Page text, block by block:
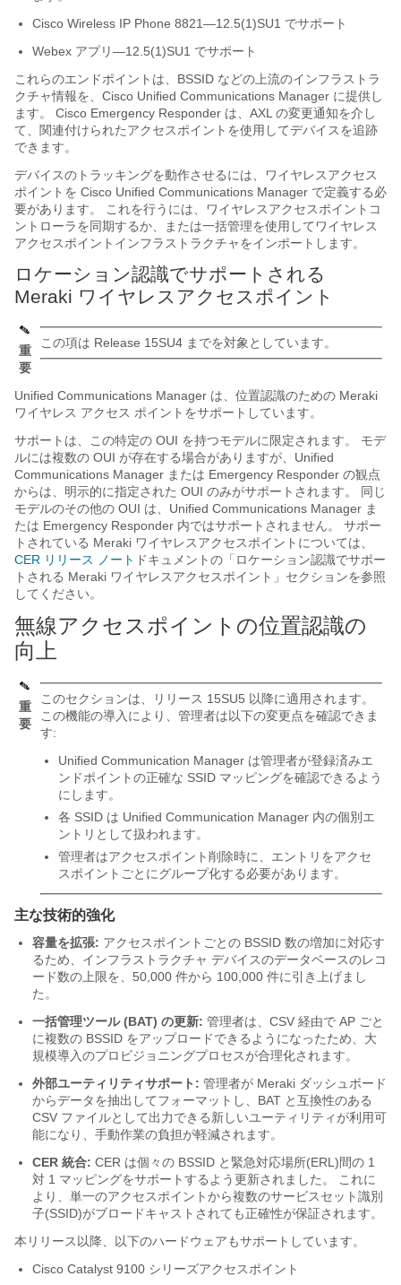
Cisco Wireless IP Phone 8821—12.5(1)SU1 でサポート
Webex アプリ—12.5(1)SU1 でサポート
これらのエンドポイントは、BSSID などの上流のインフラストラ
クチャ情報を、Cisco Unified Communications Manager に提供し
ます。 Cisco Emergency Responder は、AXL の変更通知を介し
て、関連付けられたアクセスポイントを使用してデバイスを追跡
できます。
デバイスのトラッキングを動作させるには、ワイヤレスアクセス
ポイントを Cisco Unified Communications Manager で定義する必
要があります。 これを行うには、ワイヤレスアクセスポイントコ
ントローラを同期するか、または一括管理を使用してワイヤレス
アクセスポイントインフラストラクチャをインポートします。
ロケーション認識でサポートされる
Meraki ワイヤレスアクセスポイント
重
要
この項は Release 15SU4 までを対象としています。
Unified Communications Manager は、位置認識のための Meraki
ワイヤレス アクセス ポイントをサポートしています。
サポートは、この特定の OUI を持つモデルに限定されます。 モデ
ルには複数の OUI が存在する場合がありますが、Unified
Communications Manager または Emergency Responder の観点
からは、明示的に指定された OUI のみがサポートされます。 同じ
モデルのその他の OUI は、Unified Communications Manager ま
たは Emergency Responder 内ではサポートされません。 サポー
トされている Meraki ワイヤレスアクセスポイントについては、
CER リリース ノート ドキュメントの「ロケーション認識でサポー
トされる Meraki ワイヤレスアクセスポイント」セクションを参照
してください。
無線アクセスポイントの位置認識の
向上
重
要
このセクションは、リリース 15SU5 以降に適用されます。
この機能の導入により、管理者は以下の変更点を確認できま
す:
Unified Communication Manager は管理者が登録済みエ
ンドポイントの正確な SSID マッピングを確認できるよう
にします。
各 SSID は Unified Communication Manager 内の個別エ
ントリとして扱われます。
管理者はアクセスポイント削除時に、エントリをアクセ
スポイントごとにグループ化する必要があります。
主な技術的強化
容量を拡張: アクセスポイントごとの BSSID 数の増加に対応す
るため、インフラストラクチャ デバイスのデータベースのレコ
ード数の上限を、50,000 件から 100,000 件に引き上げまし
た。
一括管理ツール (BAT) の更新: 管理者は、CSV 経由で AP ごと
に複数の BSSID をアップロードできるようになったため、大
規模導入のプロビジョニングプロセスが合理化されます。
外部ユーティリティサポート: 管理者が Meraki ダッシュボード
からデータを抽出してフォーマットし、BAT と互換性のある
CSV ファイルとして出力できる新しいユーティリティが利用可
能になり、手動作業の負担が軽減されます。
CER 統合: CER は個々の BSSID と緊急対応場所(ERL)間の 1
対 1 マッピングをサポートするよう更新されました。 これに
より、単一のアクセスポイントから複数のサービスセット識別
子(SSID)がブロードキャストされても正確性が保証されます。
本リリース以降、以下のハードウェアもサポートしています。
Cisco Catalyst 9100 シリーズアクセスポイント